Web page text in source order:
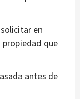
en
que
antes de